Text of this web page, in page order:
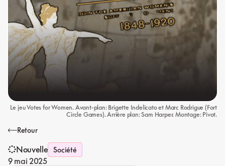
Le jeu Votes for Women. Avant-plan: Brigette Indelicato et Marc Rodrigue (Fort
Circle Games). Arrière plan: Sam Harper. Montage: Pivot.
Retour
Nouvelle Société
9 mai 2025